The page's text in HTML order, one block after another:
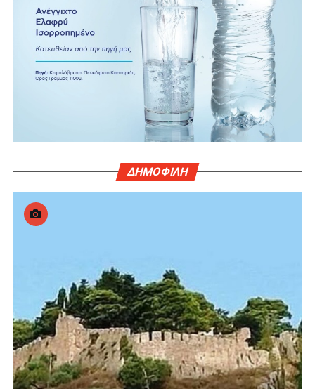
Βασίλης Μαθιουδάκης
ΔΗΜΟΦΙΛΗ